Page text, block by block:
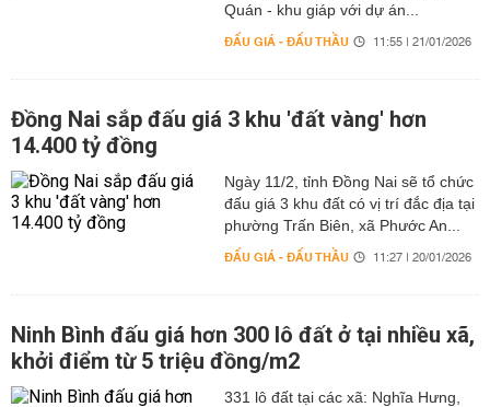
Quán - khu giáp với dự án...
ĐẤU GIÁ - ĐẤU THẦU 11:55 | 21/01/2026
Đồng Nai sắp đấu giá 3 khu 'đất vàng' hơn
14.400 tỷ đồng
Ngày 11/2, tỉnh Đồng Nai sẽ tổ chức
đấu giá 3 khu đất có vị trí đắc địa tại
phường Trấn Biên, xã Phước An...
ĐẤU GIÁ - ĐẤU THẦU 11:27 | 20/01/2026
Ninh Bình đấu giá hơn 300 lô đất ở tại nhiều xã,
khởi điểm từ 5 triệu đồng/m2
331 lô đất tại các xã: Nghĩa Hưng,